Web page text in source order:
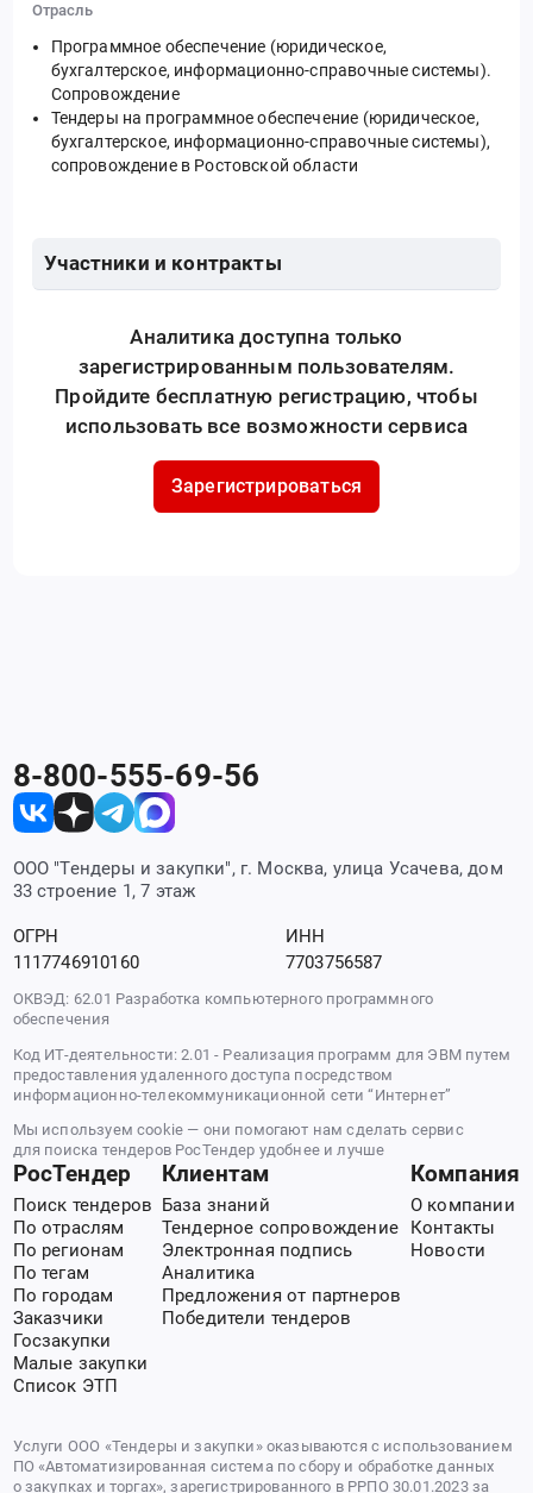
Отрасль
Программное обеспечение (юридическое,
бухгалтерское, информационно-справочные системы).
Сопровождение
Тендеры на программное обеспечение (юридическое,
бухгалтерское, информационно-справочные системы),
сопровождение в Ростовской области
Участники и контракты
Аналитика доступна только
зарегистрированным пользователям.
Пройдите бесплатную регистрацию, чтобы
использовать все возможности сервиса
Зарегистрироваться
8-800-555-69-56
ООО "Тендеры и закупки", г. Москва, улица Усачева, дом
33 строение 1, 7 этаж
ОГРН
1117746910160
ИНН
7703756587
ОКВЭД: 62.01 Разработка компьютерного программного
обеспечения
Код ИТ-деятельности: 2.01 - Реализация программ для ЭВМ путем
предоставления удаленного доступа посредством
информационно-телекоммуникационной сети “Интернет”
Мы используем cookie — они помогают нам сделать сервис
для поиска тендеров РосТендер удобнее и лучше
РосТендер
Поиск тендеров
По отраслям
По регионам
По тегам
По городам
Заказчики
Госзакупки
Малые закупки
Список ЭТП
Клиентам
База знаний
Тендерное сопровождение
Электронная подпись
Аналитика
Предложения от партнеров
Победители тендеров
Компания
О компании
Контакты
Новости
Услуги ООО «Тендеры и закупки» оказываются с использованием
ПО «Автоматизированная система по сбору и обработке данных
о закупках и торгах», зарегистрированного в РРПО 30.01.2023 за